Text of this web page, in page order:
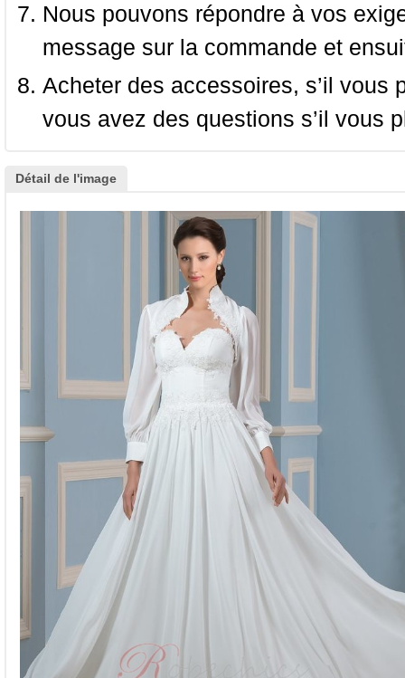
Nous pouvons répondre à vos
message sur la commande et
Acheter des accessoires, s’il
vous avez des questions s’il vous
Détail de l'image